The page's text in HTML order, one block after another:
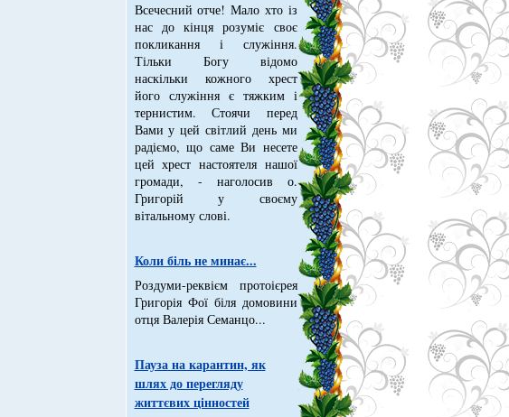
Всечесний отче! Мало хто із
нас до кінця розуміє своє
покликання і служіння.
Тільки Богу відомо
наскільки кожного хрест
його служіння є тяжким і
тернистим. Стоячи перед
Вами у цей світлий день ми
радіємо, що саме Ви несете
цей хрест настоятеля нашої
громади, - наголосив о.
Григорій у своєму
вітальному слові.
Коли біль не минає...
Роздуми-реквієм протоієрея
Григорія Фої біля домовини
отця Валерія Семанцо...
Пауза на карантин, як
шлях до перегляду
життєвих цінностей